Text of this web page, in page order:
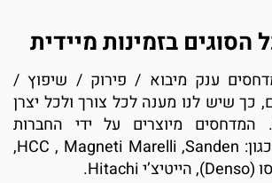
בזמינות מיידית
ענק מיבוא / פירוק / שיפוץ /
שיש לנו מענה לכל צורך ולכל יצרן
מיוצרים על ידי החברות
המובילות בעולם, כגון: HCC , Magneti Marelli ,Sanden,